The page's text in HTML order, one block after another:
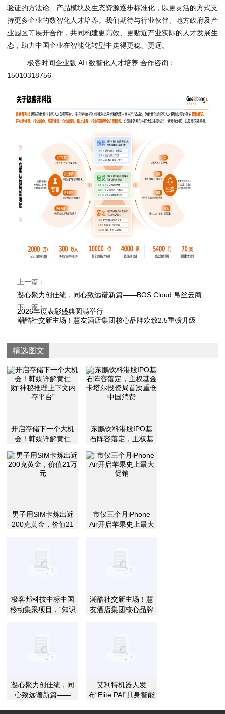
验证的方法论、产品模块及生态资源逐步标准化，以更灵活的方式支
持更多企业的数智化人才培养。我们期待与行业伙伴、地方政府及产
业园区等展开合作，共同构建更高效、更贴近产业实际的人才发展生
态，助力中国企业在智能化转型中走得更稳、更远。
极客时间企业版 AI+数智化人才培养 合作咨询：
15010318756
上一篇：
凝心聚力创佳绩，同心致远谱新篇——BOS Cloud 帛丝云商
2026年度表彰盛典圆满举行
下一篇：
潮酷社交新主场！慧友酒店集团核心品牌欢致2.5重磅升级
精选图文
开启存储下一个大机
会！韩媒详解黄仁
存平台”
东鹏饮料港股IPO基
石阵容落定，主权基
重仓中国消费
男子用SIM卡炼出近
200克黄金，价值21
市仅三个月iPhone
Air开启苹果史上最大
极客邦科技中标中国
移动集采项目，“知识
潮酷社交新主场！慧
友酒店集团核心品牌
凝心聚力创佳绩，同
心致远谱新篇——
艾利特机器人发
布“Elite PAI”具身智能